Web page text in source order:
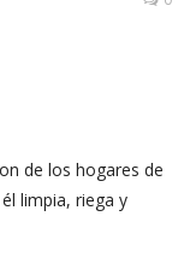
de los hogares de
limpia, riega y